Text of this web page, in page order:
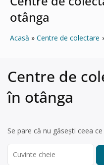
otânga
Acasă Centre de colectare
Centre de
în otânga
Se pare că nu găsești ceea
for: